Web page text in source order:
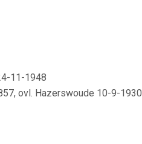
11-1948
ovl. Hazerswoude 10-9-1930